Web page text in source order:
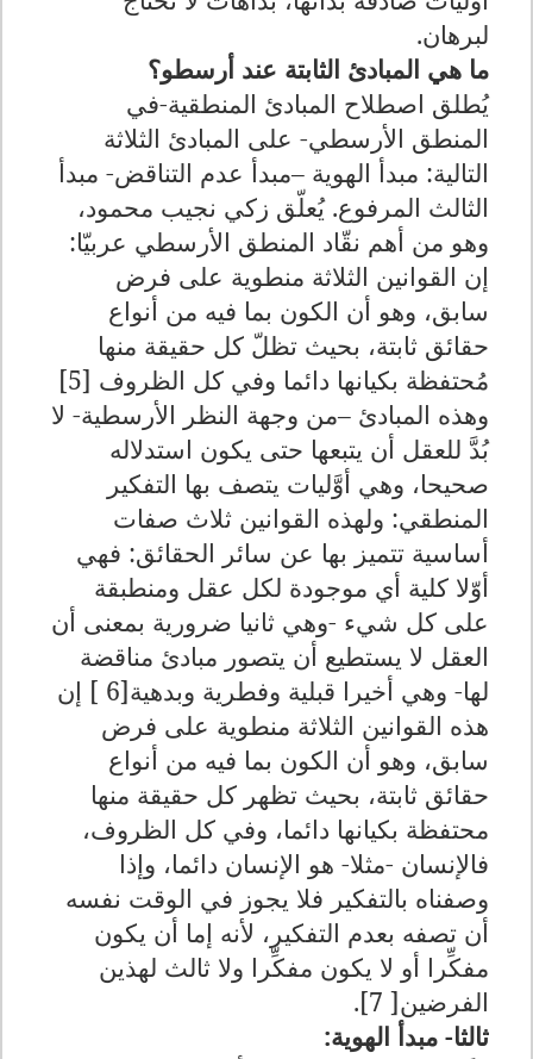
لبرهان.
ما هي المبادئ الثابتة عند أرسطو؟
يُطلق اصطلاح المبادئ المنطقية-في
المنطق الأرسطي- على المبادئ الثلاثة
التالية: مبدأ الهوية –مبدأ عدم التناقض- مبدأ
الثالث المرفوع. يُعلّق زكي نجيب محمود،
وهو من أهم نقّاد المنطق الأرسطي عربيّا:
إن القوانين الثلاثة منطوية على فرض
سابق، وهو أن الكون بما فيه من أنواع
حقائق ثابتة، بحيث تظلّ كل حقيقة منها
مُحتفظة بكيانها دائما وفي كل الظروف [5]
وهذه المبادئ –من وجهة النظر الأرسطية- لا
بُدَّ للعقل أن يتبعها حتى يكون استدلاله
صحيحا، وهي أوَّليات يتصف بها التفكير
المنطقي: ولهذه القوانين ثلاث صفات
أساسية تتميز بها عن سائر الحقائق: فهي
أوّلا كلية أي موجودة لكل عقل ومنطبقة
على كل شيء -وهي ثانيا ضرورية بمعنى أن
العقل لا يستطيع أن يتصور مبادئ مناقضة
لها- وهي أخيرا قبلية وفطرية وبدهية[6 ] إن
هذه القوانين الثلاثة منطوية على فرض
سابق، وهو أن الكون بما فيه من أنواع
حقائق ثابتة، بحيث تظهر كل حقيقة منها
محتفظة بكيانها دائما، وفي كل الظروف،
فالإنسان -مثلا- هو الإنسان دائما، وإذا
وصفناه بالتفكير فلا يجوز في الوقت نفسه
أن تصفه بعدم التفكير، لأنه إما أن يكون
مفكِّرا أو لا يكون مفكِّرا ولا ثالث لهذين
الفرضين[7 ]
.
ثالثا- مبدأ الهوية: